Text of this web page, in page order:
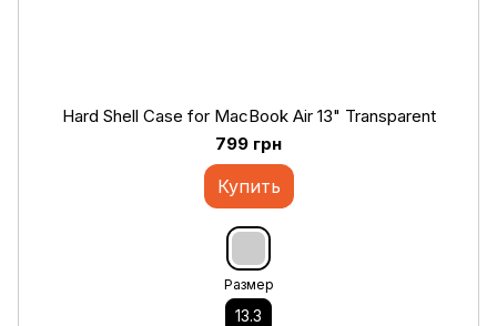
Hard Shell Case for MacBook Air 13" Transparent
799 грн
Купить
Размер
13.3